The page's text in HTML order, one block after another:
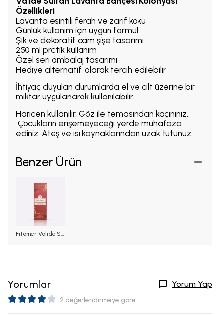
Özellikleri
Lavanta esintili ferah ve zarif koku
Günlük kullanım için uygun formül
Şık ve dekoratif cam şişe tasarımı
250 ml pratik kullanım
Özel seri ambalaj tasarımı
Hediye alternatifi olarak tercih edilebilir
İhtiyaç duyulan durumlarda el ve cilt üzerine bir
miktar uygulanarak kullanılabilir.
Haricen kullanılır. Göz ile temasından kaçınınız.
Çocukların erişemeyeceği yerde muhafaza
ediniz. Ateş ve ısı kaynaklarından uzak tutunuz.
Benzer Ürün
Fitomer Valide Sultan Gül Bahçesi Kolonyası 250 ml
Yorumlar Yorum Yap
2 değerlendirmeye göre